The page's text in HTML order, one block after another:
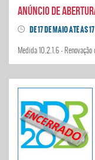
DE 17 DE MAIO ATÉ ÀS 17
Medida 10.2.1.6 -